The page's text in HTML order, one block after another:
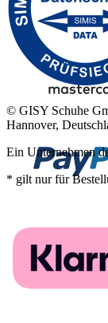
© GISY Schuhe
Hannover,
Ein Unternehmen
* gilt nur für